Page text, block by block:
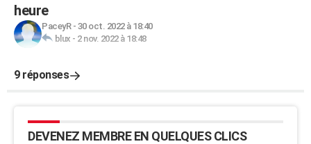
heure
PaceyR- 30 oct. 2022 à 18:40
blux - 2 nov. 2022 à 18:48
9 réponses
DEVENEZ MEMBRE EN QUELQUES CLICS